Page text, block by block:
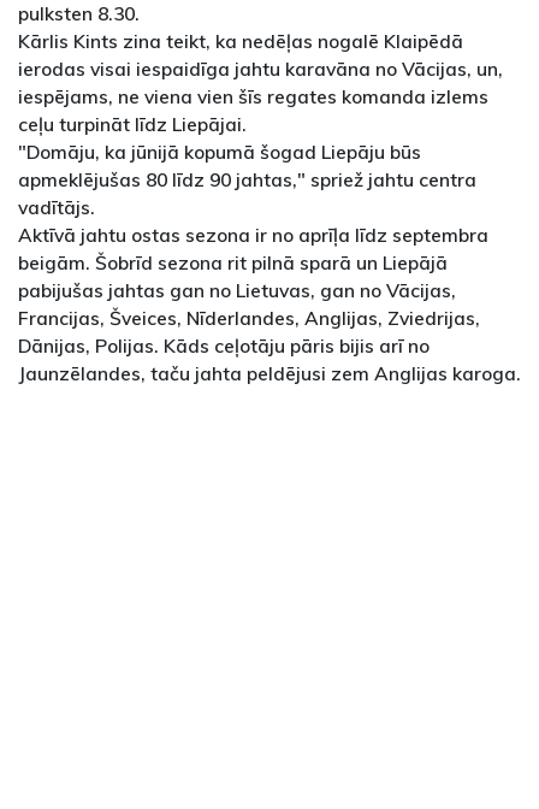
pulksten 8.30.
Kārlis Kints zina teikt, ka nedēļas nogalē Klaipēdā
ierodas visai iespaidīga jahtu karavāna no Vācijas, un,
iespējams, ne viena vien šīs regates komanda izlems
ceļu turpināt līdz Liepājai.
"Domāju, ka jūnijā kopumā šogad Liepāju būs
apmeklējušas 80 līdz 90 jahtas," spriež jahtu centra
vadītājs.
Aktīvā jahtu ostas sezona ir no aprīļa līdz septembra
beigām. Šobrīd sezona rit pilnā sparā un Liepājā
pabijušas jahtas gan no Lietuvas, gan no Vācijas,
Francijas, Šveices, Nīderlandes, Anglijas, Zviedrijas,
Dānijas, Polijas. Kāds ceļotāju pāris bijis arī no
Jaunzēlandes, taču jahta peldējusi zem Anglijas karoga.